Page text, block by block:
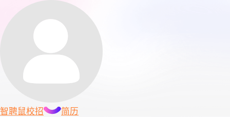
智聘鼠校招 简历